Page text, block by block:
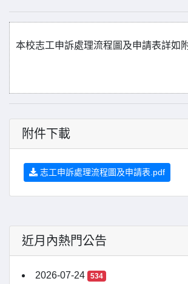
本校志工申訴處理流程圖及申請表詳如
附件下載
志工申訴處理流程圖及申請表.pdf
近月內熱門公告
2026-07-24 534